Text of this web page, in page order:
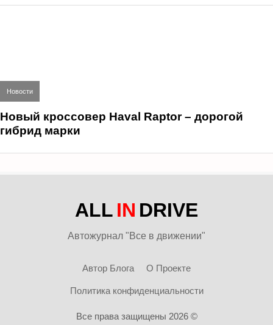
Новости
Новый кроссовер Haval Raptor – дорогой
гибрид марки
ALL IN DRIVE
Автожурнал "Все в движении"
Автор Блога О Проекте
Политика конфиденциальности
Все права защищены 2026 ©